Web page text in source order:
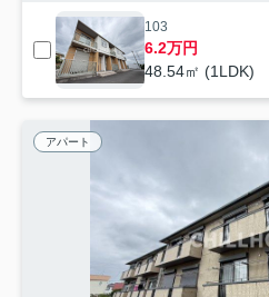
103
6.2万円
48.54㎡ (1LDK)
アパート